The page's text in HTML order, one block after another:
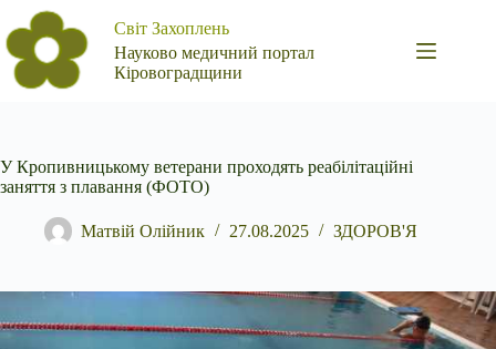
Перейти
до
вмісту
Світ Захоплень
Науково медичний портал
Кіровоградщини
У Кропивницькому ветерани проходять реабілітаційні
заняття з плавання (ФОТО)
Матвій Олійник 27.08.2025 ЗДОРОВ'Я